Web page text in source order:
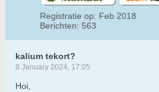
Registratie op: Feb 2018
Berichten: 563
kalium tekort?
8 January 2024, 17:05
Hoi,